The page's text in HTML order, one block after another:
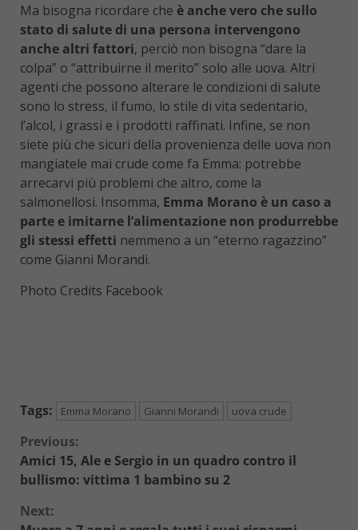
Ma bisogna ricordare che è anche vero che sullo
stato di salute di una persona intervengono
anche altri fattori, perciò non bisogna “dare la
colpa” o “attribuirne il merito” solo alle uova. Altri
agenti che possono alterare le condizioni di salute
sono lo stress, il fumo, lo stile di vita sedentario,
l’alcol, i grassi e i prodotti raffinati. Infine, se non
siete più che sicuri della provenienza delle uova non
mangiatele mai crude come fa Emma: potrebbe
arrecarvi più problemi che altro, come la
salmonellosi. Insomma, Emma Morano è un caso a
parte e imitarne l’alimentazione non produrrebbe
gli stessi effetti nemmeno a un “eterno ragazzino”
come Gianni Morandi.
Photo Credits Facebook
Tags: Emma Morano Gianni Morandi uova crude
Continue
Reading
Previous:
Amici 15, Ale e Sergio in un quadro contro il
bullismo: vittima 1 bambino su 2
Next: